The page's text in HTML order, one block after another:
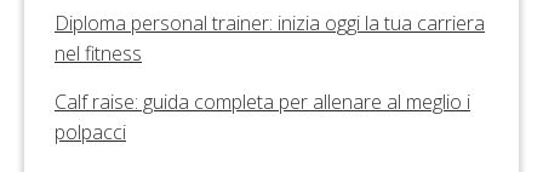
Diploma personal trainer: inizia oggi la tua carriera
nel fitness
Calf raise: guida completa per allenare al meglio i
polpacci